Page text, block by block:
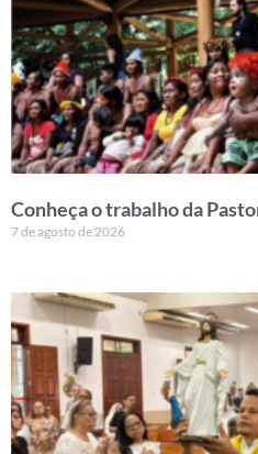
Conheça o trabalho da
7 de agosto de 2026